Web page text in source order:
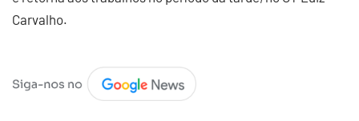
Carvalho.